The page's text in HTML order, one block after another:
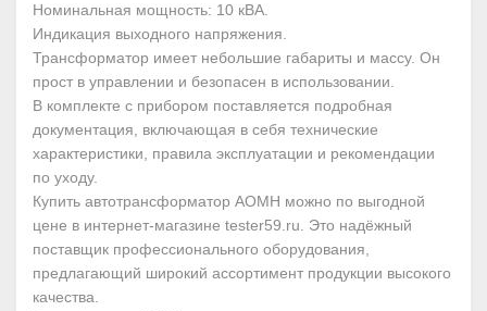
Номинальная мощность: 10 кВА.
Индикация выходного напряжения.
Трансформатор имеет небольшие габариты и массу. Он
прост в управлении и безопасен в использовании.
В комплекте с прибором поставляется подробная
документация, включающая в себя технические
характеристики, правила эксплуатации и рекомендации
по уходу.
Купить автотрансформатор АОМН можно по выгодной
цене в интернет-магазине tester59.ru. Это надёжный
поставщик профессионального оборудования,
предлагающий широкий ассортимент продукции высокого
качества.